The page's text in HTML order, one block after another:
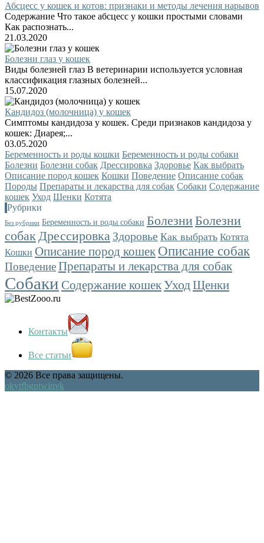
Абсцесс у кошек и котов: признаки и методы лечения нарывов
Содержание Что такое абсцесс у кошки простыми словами
Как распознать...
21.03.2020
Болезни глаз у кошек
Виды болезней глаз В ветеринарии используется условная
классификация глазных болезней...
15.07.2020
Кандидоз (молочница) у кошек
Симптомы кандидоза у кошек. Среди признаков кандидоза у
кошек: Диарея;...
03.05.2020
Беременность и роды кошки Беременность и роды собаки
Болезни Болезни собак Дрессировка Здоровье Как выбрать
Описание пород кошек Кошки Поведение Описание собак
Породы Препараты и лекарства для собак Собаки Содержание
кошек Уход Щенки Котята
Рубрики
Без рубрики Беременность и роды собаки БолезниБолезни
собакДрессировка Здоровье Как выбрать Котята
Кошки Описание пород кошек Описание собак
ПоведениеПрепараты и лекарства для собак
Собаки Содержание кошекУходЩенки
Контакты
Все статьи
© 2026 Все права защищены.
okytfbgptwinvk